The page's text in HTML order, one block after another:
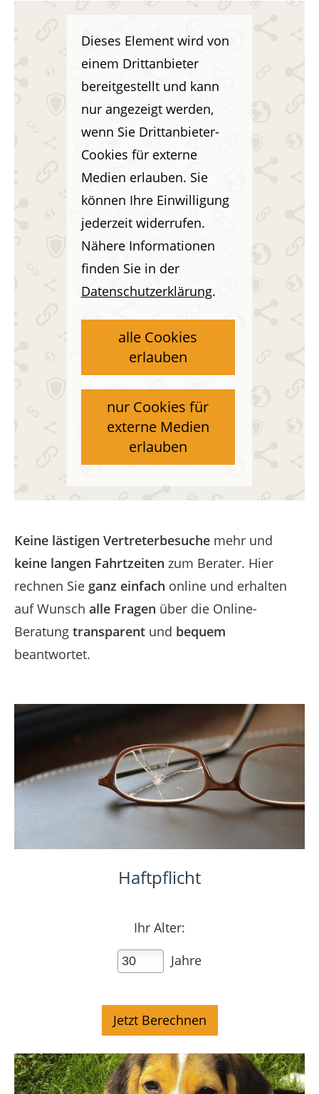
Dieses Element wird von
einem Drittanbieter
bereitgestellt und kann
nur angezeigt werden,
wenn Sie Drittanbieter-
Cookies für externe
Medien erlauben. Sie
können Ihre Einwilligung
jederzeit widerrufen.
Nähere Informationen
finden Sie in der
Datenschutzerklärung.
alle Cookies
erlauben
nur Cookies für
externe Medien
erlauben
Keine lästigen Vertreterbesuche mehr und
keine langen Fahrtzeiten zum Berater. Hier
rechnen Sie ganz einfach online und erhalten
auf Wunsch alle Fragen über die Online-
Beratung transparent und bequem
beantwortet.
Haftpflicht
Ihr Alter:
Jahre